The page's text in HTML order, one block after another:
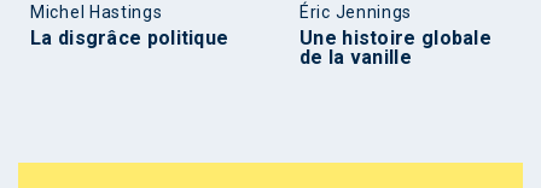
Michel Hastings
La disgrâce politique
Éric Jennings
Une histoire globale
de la vanille